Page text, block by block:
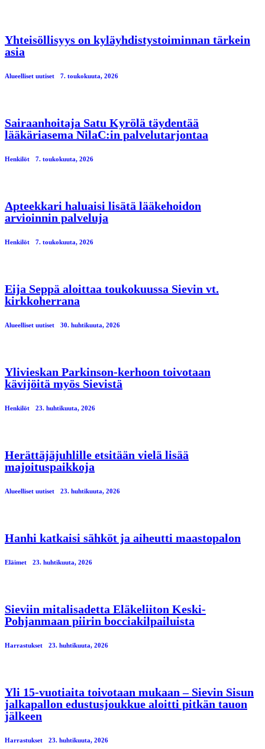
Yhteisöllisyys on kyläyhdistystoiminnan tärkein
asia
Alueelliset uutiset 7. toukokuuta, 2026
Sairaanhoitaja Satu Kyrölä täydentää
lääkäriasema NilaC:in palvelutarjontaa
Henkilöt 7. toukokuuta, 2026
Apteekkari haluaisi lisätä lääkehoidon
arvioinnin palveluja
Henkilöt 7. toukokuuta, 2026
Eija Seppä aloittaa toukokuussa Sievin vt.
kirkkoherrana
Alueelliset uutiset 30. huhtikuuta, 2026
Ylivieskan Parkinson-kerhoon toivotaan
kävijöitä myös Sievistä
Henkilöt 23. huhtikuuta, 2026
Herättäjäjuhlille etsitään vielä lisää
majoituspaikkoja
Alueelliset uutiset 23. huhtikuuta, 2026
Hanhi katkaisi sähköt ja aiheutti maastopalon
Eläimet 23. huhtikuuta, 2026
Sieviin mitalisadetta Eläkeliiton Keski-
Pohjanmaan piirin bocciakilpailuista
Harrastukset 23. huhtikuuta, 2026
Yli 15-vuotiaita toivotaan mukaan – Sievin Sisun
jalkapallon edustusjoukkue aloitti pitkän tauon
jälkeen
Harrastukset 23. huhtikuuta, 2026